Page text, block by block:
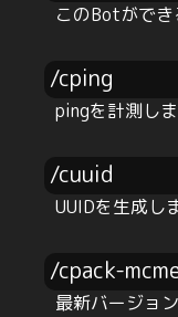
このBotがで
/cping
pingを計測し
/cuuid
UUIDを生成し
/cpack-
最新バージョ